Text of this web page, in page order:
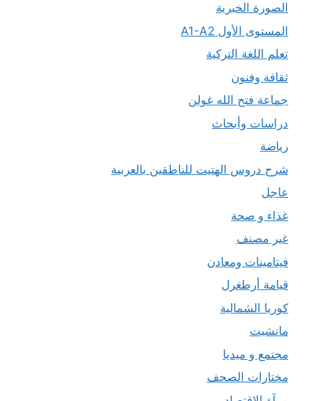
الصورة الخبرية
المستوى الأول A1-A2
تعلم اللغة التركية
ثقافة وفنون
جماعة فتح الله غولن
دراسات وأبحاث
رياضة
شرح دروس الهتيت للناطقين بالعربية
عاجل
غذاء و صحة
غير مصنف
فيتامينات ومعادن
قيامة أرطغرل
كوريا الشمالية
مانشيت
مجتمع و ميديا
مختارات الصحف